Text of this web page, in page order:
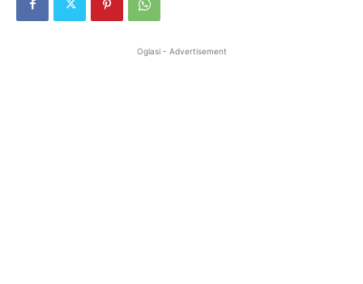
Oglasi - Advertisement